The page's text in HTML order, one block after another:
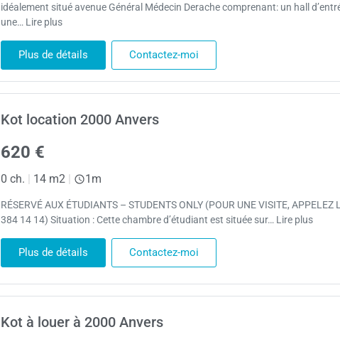
idéalement situé avenue Général Médecin Derache comprenant: un hall
une… Lire plus
Plus de détails Contactez-moi
Kot location 2000 Anvers
620 €
0 ch. | 14 m2 | 1m
RÉSERVÉ AUX ÉTUDIANTS – STUDENTS ONLY (POUR UNE VISITE, APPELEZ
384 14 14) Situation : Cette chambre d’étudiant est située sur… Lire plus
Plus de détails Contactez-moi
Kot à louer à 2000 Anvers